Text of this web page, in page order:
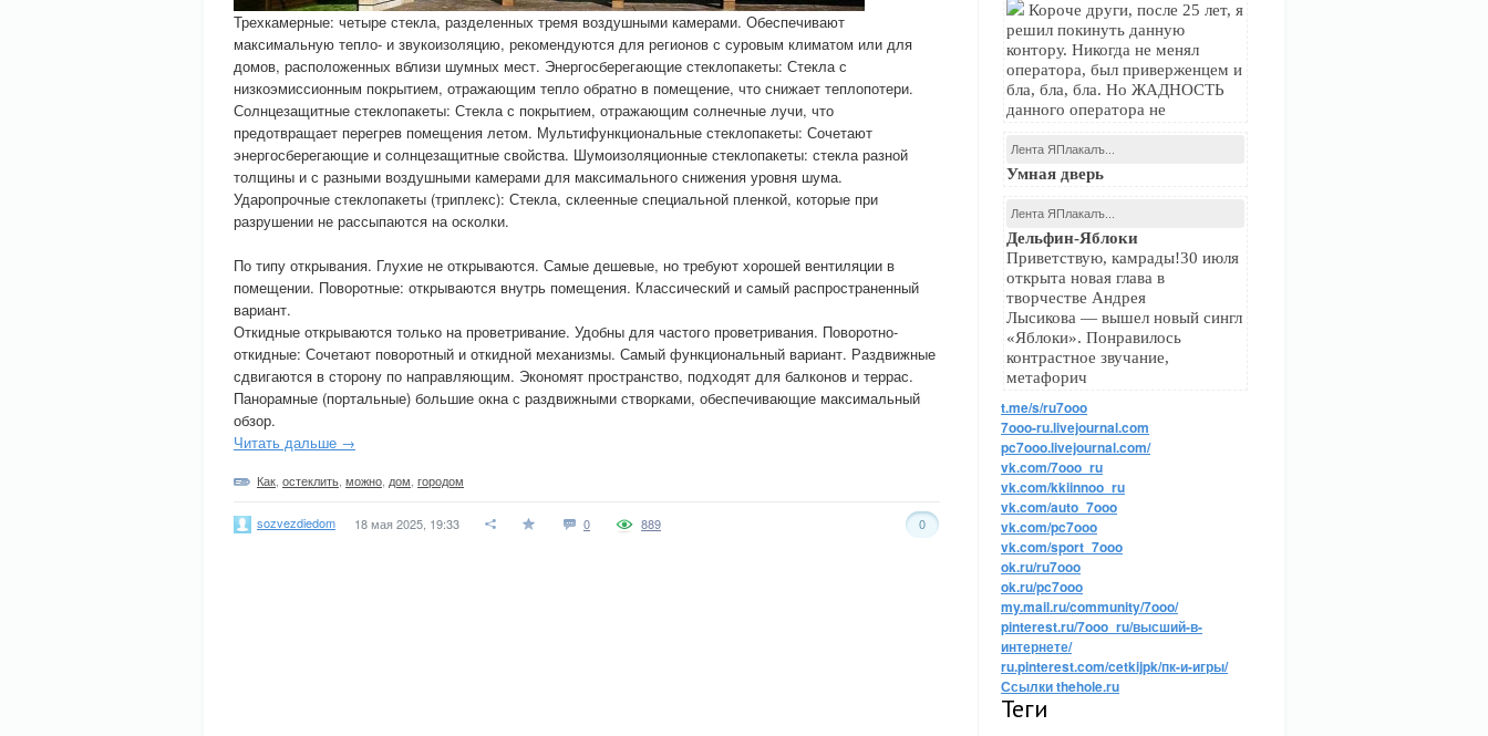
Короче други, после 25 лет, я
решил покинуть данную
контору. Никогда не менял
оператора, был приверженцем и
бла, бла, бла. Но ЖАДНОСТЬ
данного оператора не
Лента ЯПлакалъ...
Умная дверь
Лента ЯПлакалъ...
Дельфин-Яблоки
Приветствую, камрады!30 июля
открыта новая глава в
творчестве Андрея
Лысикова — вышел новый сингл
«Яблоки». Понравилось
контрастное звучание,
метафорич
t.me/s/ru7ooo
7ooo-ru.livejournal.com
pc7ooo.livejournal.com/
vk.com/7ooo_ru
vk.com/kkiinnoo_ru
vk.com/auto_7ooo
vk.com/pc7ooo
vk.com/sport_7ooo
ok.ru/ru7ooo
ok.ru/pc7ooo
my.mail.ru/community/7ooo/
pinterest.ru/7ooo_ru/высший-в-
интернете/
ru.pinterest.com/cetkijpk/пк-и-игры/
Ссылки thehole.ru
Теги
Трехкамерные: четыре стекла, разделенных тремя воздушными камерами. Обеспечивают
максимальную тепло- и звукоизоляцию, рекомендуются для регионов с суровым климатом или для
домов, расположенных вблизи шумных мест. Энергосберегающие стеклопакеты: Стекла с
низкоэмиссионным покрытием, отражающим тепло обратно в помещение, что снижает теплопотери.
Солнцезащитные стеклопакеты: Стекла с покрытием, отражающим солнечные лучи, что
предотвращает перегрев помещения летом. Мультифункциональные стеклопакеты: Сочетают
энергосберегающие и солнцезащитные свойства. Шумоизоляционные стеклопакеты: стекла разной
толщины и с разными воздушными камерами для максимального снижения уровня шума.
Ударопрочные стеклопакеты (триплекс): Стекла, склеенные специальной пленкой, которые при
разрушении не рассыпаются на осколки.
По типу открывания. Глухие не открываются. Самые дешевые, но требуют хорошей вентиляции в
помещении. Поворотные: открываются внутрь помещения. Классический и самый распространенный
вариант.
Откидные открываются только на проветривание. Удобны для частого проветривания. Поворотно-
откидные: Сочетают поворотный и откидной механизмы. Самый функциональный вариант. Раздвижные
сдвигаются в сторону по направляющим. Экономят пространство, подходят для балконов и террас.
Панорамные (портальные) большие окна с раздвижными створками, обеспечивающие максимальный
обзор.
Читать дальше →
Как остеклить можно дом городом
sozvezdiedom 18 мая 2025, 19:33 0 0
889